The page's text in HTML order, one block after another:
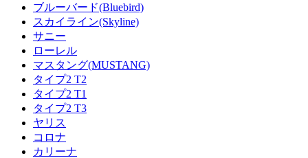
ブルーバード(Bluebird)
スカイライン(Skyline)
サニー
ローレル
マスタング(MUSTANG)
タイプ2 T2
タイプ2 T1
タイプ2 T3
ヤリス
コロナ
カリーナ